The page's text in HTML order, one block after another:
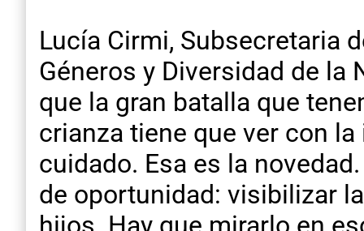
Lucía Cirmi, Subsecretaria
Géneros y Diversidad de la
que la gran batalla que
crianza tiene que ver con
cuidado. Esa es la
de oportunidad: visibilizar